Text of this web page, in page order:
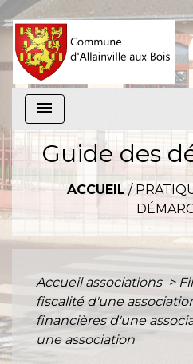
menu
Guide des
ACCUEIL/
Accueil associations >
fiscalité d'une
financières d'une
une association